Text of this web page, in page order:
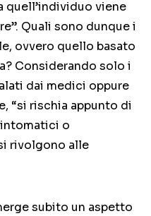
quell’individuo viene
Quali sono dunque i
ovvero quello basato
Considerando solo i
dai medici oppure
“si rischia appunto di
o
rivolgono alle
subito un aspetto